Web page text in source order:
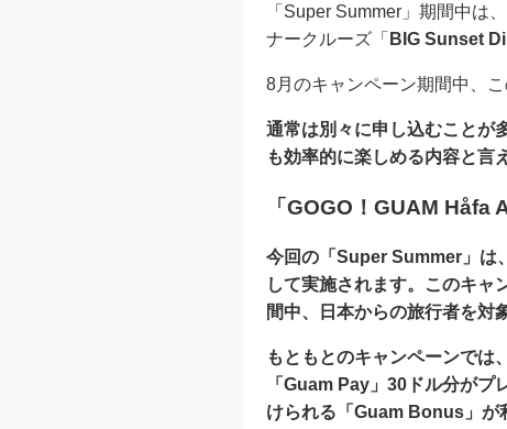
「Super Summer」期間中は
ナークルーズ「 BIG Sunset
8月のキャンペーン期間中、
通常は別々に申し込むことが
も効率的に楽しめる内容と言
「GOGO！GUAM Håfa
今回の「Super Summer」は
して実施されます。このキャ
間中、日本からの旅行者を対
もともとのキャンペーンでは
「Guam Pay」30ドル分が
けられる「Guam Bonus」が